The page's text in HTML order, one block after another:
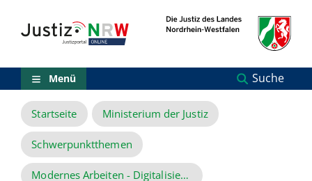
Inhalt
(Sprungmarken)
Menü
Zur
Suche
Zur
NRW-
Entscheidungssuche
Zur
Hauptnavigation
Menü Suche
Startseite Ministerium der Justiz
Schwerpunktthemen
Modernes Arbeiten - Digitalisierung der Justiz